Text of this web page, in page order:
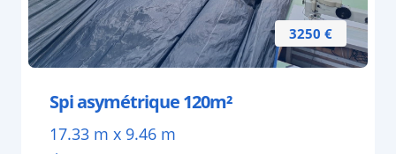
3250 €
Spi asymétrique 120m²
17.33 m x 9.46 m